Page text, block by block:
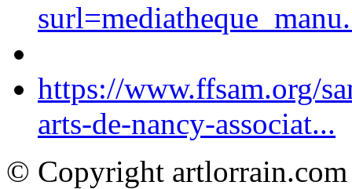
https://www.ffsam.org/
arts-de-nancy-associat...
© Copyright